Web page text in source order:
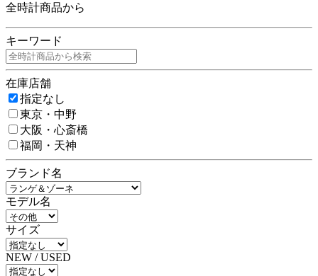
全時計商品から
キーワード
在庫店舗
指定なし
東京・中野
大阪・心斎橋
福岡・天神
ブランド名
モデル名
サイズ
NEW / USED